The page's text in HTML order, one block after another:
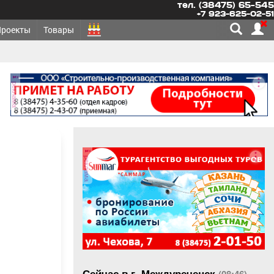
тел. (38475) 65-545
+7 923-625-02-51
Товары
реклама
реклама